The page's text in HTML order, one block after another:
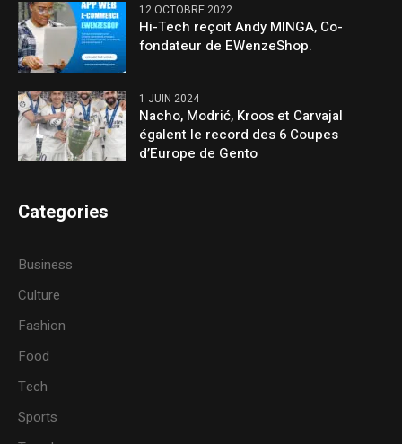
12 OCTOBRE 2022
Hi-Tech reçoit Andy MINGA, Co-
fondateur de EWenzeShop.
1 JUIN 2024
Nacho, Modrić, Kroos et Carvajal
égalent le record des 6 Coupes
d’Europe de Gento
Categories
Business
Culture
Fashion
Food
Tech
Sports